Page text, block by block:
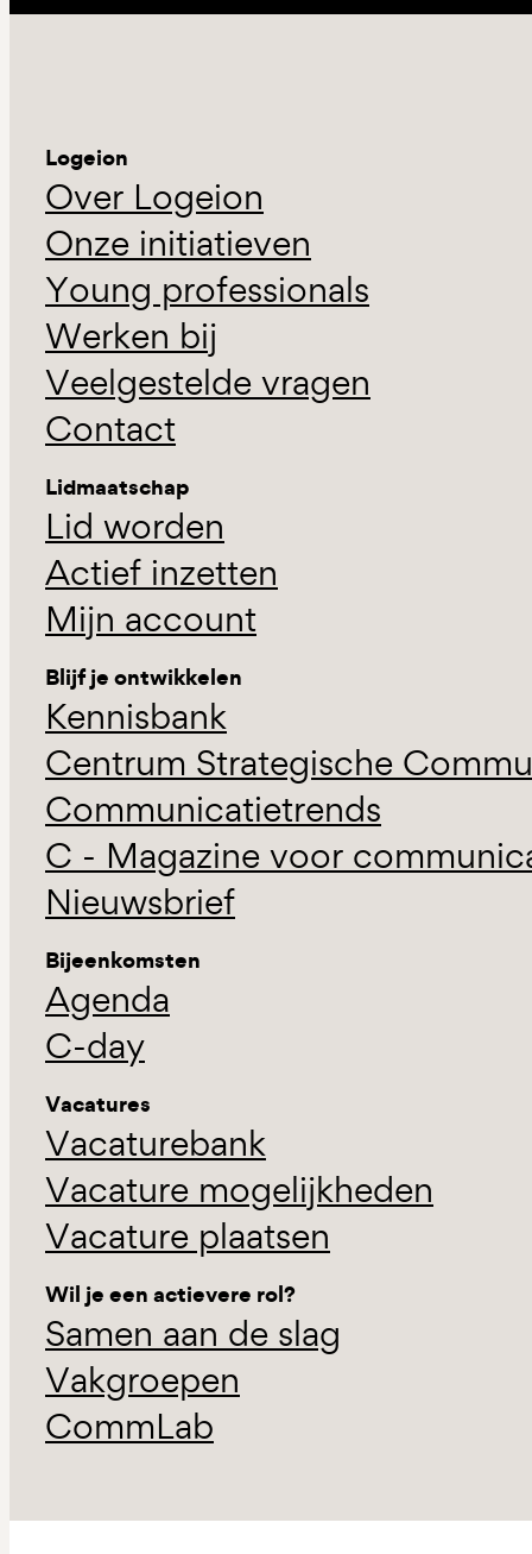
Logeion
Over Logeion
Onze initiatieven
Young professionals
Werken bij
Veelgestelde vragen
Contact
Lidmaatschap
Lid worden
Actief inzetten
Mijn account
Blijf je ontwikkelen
Kennisbank
Centrum Strategische
Communicatietrends
C - Magazine voor
Nieuwsbrief
Bijeenkomsten
Agenda
C-day
Vacatures
Vacaturebank
Vacature mogelijkheden
Vacature plaatsen
Wil je een actievere rol?
Samen aan de slag
Vakgroepen
CommLab